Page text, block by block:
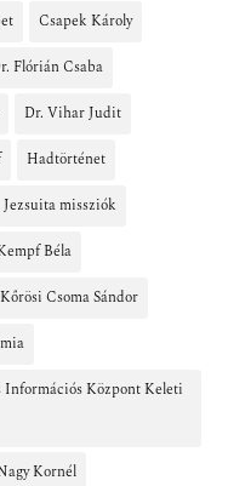
Csapek Károly
Flórián Csaba
Dr. Vihar Judit
Hadtörténet
Jezsuita missziók
Béla
Kőrösi Csoma Sándor
Információs Központ Keleti
Kornél